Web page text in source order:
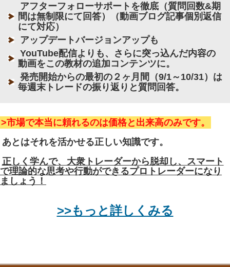
アフターフォローサポートを徹底（質問回数&期
間は無制限にて回答）（動画ブログ記事個別返信
にて対応）
アップデートバージョンアップも
YouTube配信よりも、さらに突っ込んだ内容の
動画をこの教材の追加コンテンツに。
発売開始からの最初の２ヶ月間（9/1～10/31）は
毎週末トレードの振り返りと質問回答。
>市場で本当に頼れるのは価格と出来高のみです。
あとはそれを活かせる正しい知識です。
正しく学んで、大衆トレーダーから脱却し、スマート
で理論的な思考や行動ができるプロトレーダーになり
ましょう！
>>もっと詳しくみる